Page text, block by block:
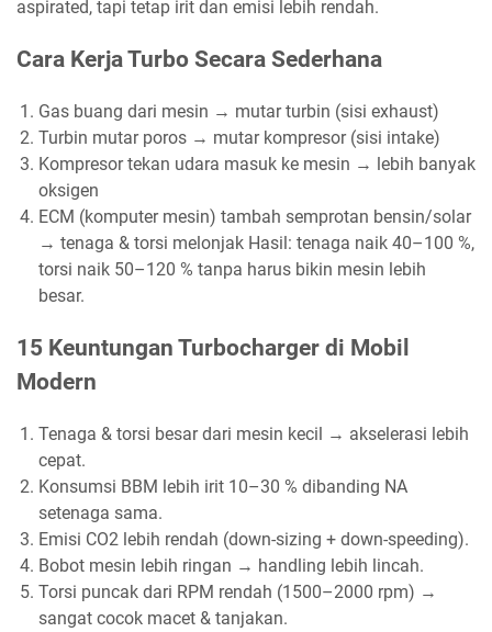
aspirated, tapi tetap irit dan emisi lebih rendah.
Cara Kerja Turbo Secara Sederhana
Gas buang dari mesin → mutar turbin (sisi exhaust)
Turbin mutar poros → mutar kompresor (sisi intake)
Kompresor tekan udara masuk ke mesin → lebih banyak
oksigen
ECM (komputer mesin) tambah semprotan bensin/solar
→ tenaga & torsi melonjak Hasil: tenaga naik 40–100 %,
torsi naik 50–120 % tanpa harus bikin mesin lebih
besar.
15 Keuntungan Turbocharger di Mobil
Modern
Tenaga & torsi besar dari mesin kecil → akselerasi lebih
cepat.
Konsumsi BBM lebih irit 10–30 % dibanding NA
setenaga sama.
Emisi CO2 lebih rendah (down-sizing + down-speeding).
Bobot mesin lebih ringan → handling lebih lincah.
Torsi puncak dari RPM rendah (1500–2000 rpm) →
sangat cocok macet & tanjakan.